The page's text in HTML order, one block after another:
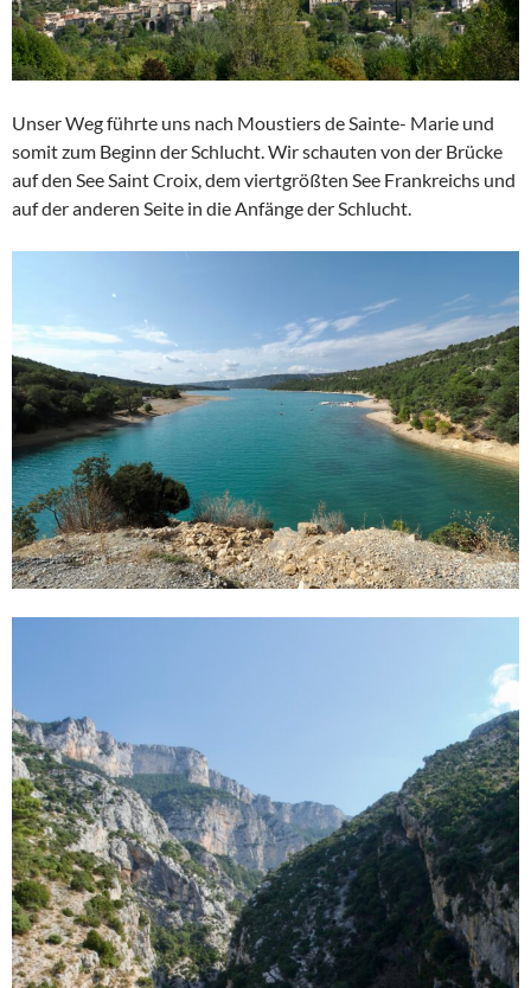
Unser Weg führte uns nach Moustiers de Sainte- Marie und
somit zum Beginn der Schlucht. Wir schauten von der Brücke
auf den See Saint Croix, dem viertgrößten See Frankreichs und
auf der anderen Seite in die Anfänge der Schlucht.